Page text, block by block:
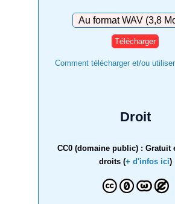
Télécharger
Comment télécharger et/ou
Droit
CC0 (domaine public) : Gratuit
droits (+ d'infos ici)